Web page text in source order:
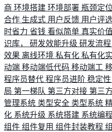
商 环境搭建 环境部署 瓶颈定位
合作 生成式 用户反馈 用户评
时省力 省钱 看似简单 真实价值
识库， 研发效能升级 研发流程
效果 离线环境 私有化 私有化
动端 移动端低代码 移动端工
程序员替代 程序员进阶 稳定性
局 第一梯队 第三方对接 第三
管理系统 类型安全 类型系统
化 系统升级 系统搭建 系统编程
组件 组件复用 组件封装教程